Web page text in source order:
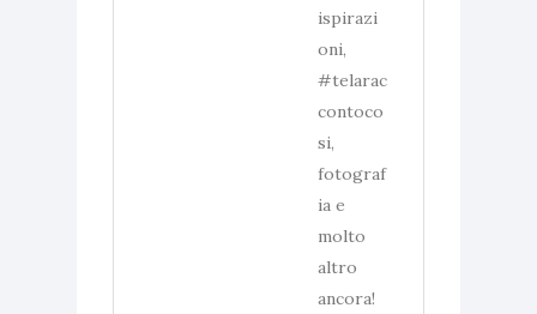
ispirazi
oni,
#telarac
contoco
si,
fotograf
ia e
molto
altro
ancora!